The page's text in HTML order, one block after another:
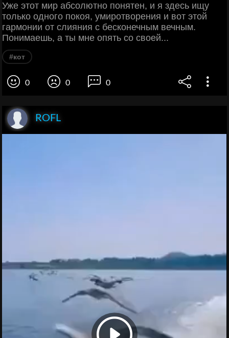
Уже этот мир абсолютно понятен, и я здесь ищу
только одного покоя, умиротворения и вот этой
гармонии от слияния с бесконечным вечным.
Понимаешь, а ты мне опять со своей...
#кот
0 0 0
ROFL